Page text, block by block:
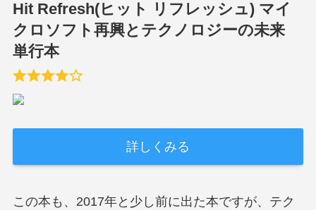
Hit Refresh(ヒット リフレッシュ) マイ
クロソフト再興とテクノロジーの未来
単行本
詳しくみる
この本も、2017年と少し前に出た本ですが、テク